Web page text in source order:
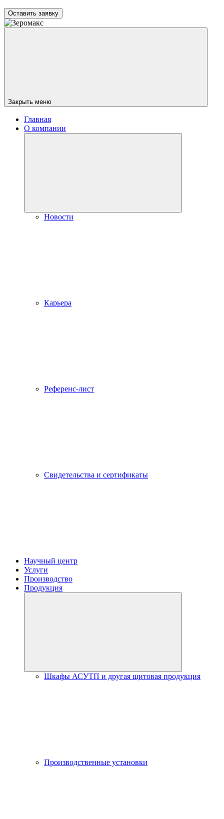
Оставить заявку
Закрыть меню
Главная
О компании
Новости
Карьера
Референс-лист
Свидетельства и сертификаты
Научный центр
Услуги
Производство
Продукция
Шкафы АСУТП и другая щитовая продукция
Производственные установки